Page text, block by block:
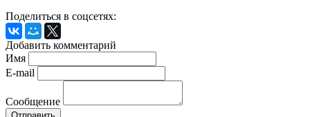
Поделиться в соцсетях:
Добавить комментарий
Имя
E-mail
Сообщение